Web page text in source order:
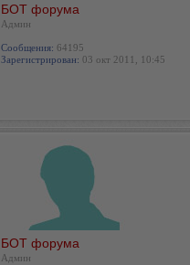
БОТ форума
Админ
Сообщения: 64195
Зарегистрирован: 03 окт 2011, 10:45
БОТ форума
Админ